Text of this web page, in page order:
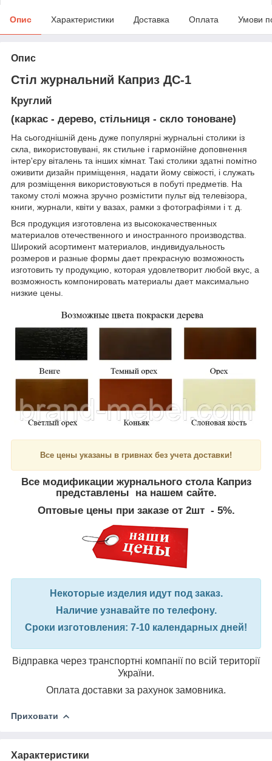
Опис Характеристики Доставка Оплата Умови
Опис
Стіл журнальний Каприз ДС-1
Круглий
(каркас - дерево, стільниця - скло тоноване)
На сьогоднішній день дуже популярні журнальні столики із
скла, використовувані, як стильне і гармонійне доповнення
інтер'єру віталень та інших кімнат. Такі столики здатні помітно
оживити дизайн приміщення, надати йому свіжості, і служать
для розміщення використовуються в побуті предметів. На
такому столі можна зручно розмістити пульт від телевізора,
книги, журнали, квіти у вазах, рамки з фотографіями і т. д.
Вся продукция изготовлена из высококачественных
материалов отечественного и иностранного производства.
Широкий асортимент материалов, индивидуальность
розмеров и разные формы дает прекрасную возможность
изготовить ту продукцию, которая удовлетворит любой вкус, а
возможность компонировать материалы дает максимально
низкие цены.
Все цены указаны в гривнах без учета доставки!
Все модификации журнального стола Каприз
представлены на нашем сайте.
Оптовые цены при заказе от 2шт - 5%.
Некоторые изделия идут под заказ.
Наличие узнавайте по телефону.
Сроки изготовления: 7-10 календарных дней!
Відправка через транспортні компанії по всій території
України.
Оплата доставки за рахунок замовника.
Приховати
Характеристики